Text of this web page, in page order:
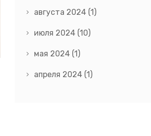
августа 2024 (1)
июля 2024 (10)
мая 2024 (1)
апреля 2024 (1)